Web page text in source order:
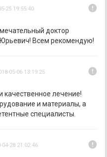
25 19:55:40 error
доктор
Всем рекомендую!
05-06 13:19:25 error
качественное лечение!
и материалы, а
специалисты.
04-28 21:02:46 error